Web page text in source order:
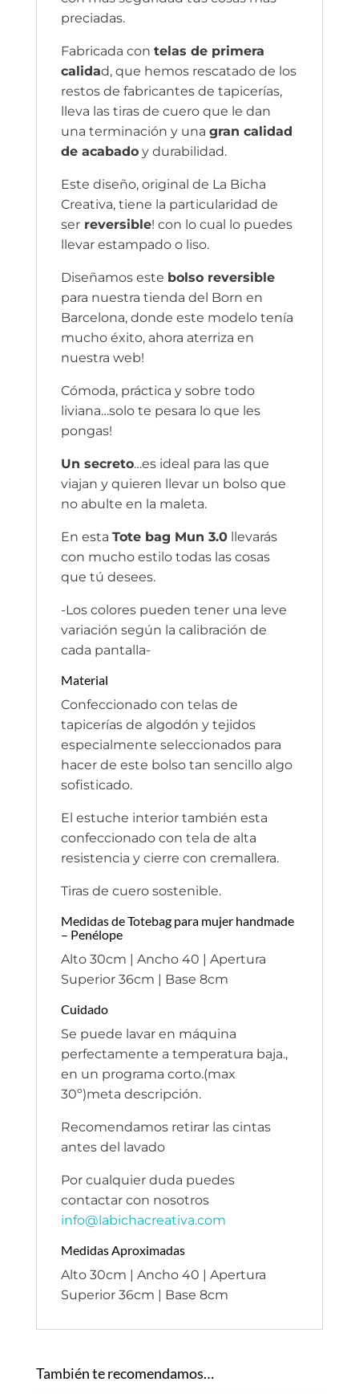
preciadas.
Fabricada con telas de primera
calidad, que hemos rescatado de los
restos de fabricantes de tapicerías,
lleva las tiras de cuero que le dan
una terminación y una gran calidad
de acabadoy durabilidad.
Este diseño, original de La Bicha
Creativa, tiene la particularidad de
serreversible! con lo cual lo puedes
llevar estampado o liso.
Diseñamos este bolso reversible
para nuestra tienda del Born en
Barcelona, donde este modelo tenía
mucho éxito, ahora aterriza en
nuestra web!
Cómoda, práctica y sobre todo
liviana…solo te pesara lo que les
pongas!
Un secreto…es ideal para las que
viajan y quieren llevar un bolso que
no abulte en la maleta.
En esta Tote bag Mun 3.0llevarás
con mucho estilo todas las cosas
que tú desees.
-Los colores pueden tener una leve
variación según la calibración de
cada pantalla-
Material
Confeccionado con telas de
tapicerías de algodón y tejidos
especialmente seleccionados para
hacer de este bolso tan sencillo algo
sofisticado.
El estuche interior también esta
confeccionado con tela de alta
resistencia y cierre con cremallera.
Tiras de cuero sostenible.
Medidas de Totebag para mujer handmade
– Penélope
Alto 30cm | Ancho 40 | Apertura
Superior 36cm | Base 8cm
Cuidado
Se puede lavar en máquina
perfectamente a temperatura baja.,
en un programa corto.(max
30º)meta descripción.
Recomendamos retirar las cintas
antes del lavado
Por cualquier duda puedes
contactar con nosotros
info@labichacreativa.com
Medidas Aproximadas
Alto 30cm | Ancho 40 | Apertura
Superior 36cm | Base 8cm
También te recomendamos…